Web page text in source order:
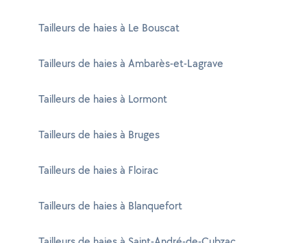
Tailleurs de haies à Le Bouscat
Tailleurs de haies à Ambarès-et-Lagrave
Tailleurs de haies à Lormont
Tailleurs de haies à Bruges
Tailleurs de haies à Floirac
Tailleurs de haies à Blanquefort